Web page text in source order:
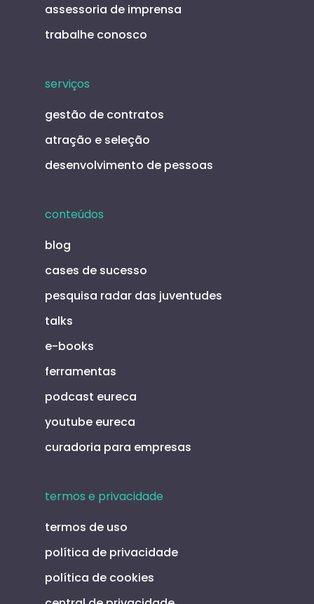
assessoria de imprensa
trabalhe conosco
serviços
gestão de contratos
atração e seleção
desenvolvimento de pessoas
conteúdos
blog
cases de sucesso
pesquisa radar das juventudes
talks
e-books
ferramentas
podcast eureca
youtube eureca
curadoria para empresas
termos e privacidade
termos de uso
política de privacidade
política de cookies